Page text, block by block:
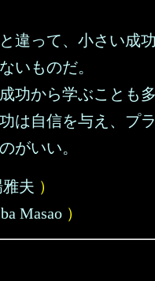
違って、小さい成
いものだ。
功から学ぶことも
功は自信を与え、プ
がいい。
夫 ）
Masao ）